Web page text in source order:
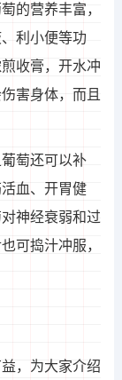
的营养丰富，
利小便等功
收膏，开水冲
害身体，而且
萄还可以补
血、开胃健
神经衰弱和过
可捣汁冲服，
，为大家介绍